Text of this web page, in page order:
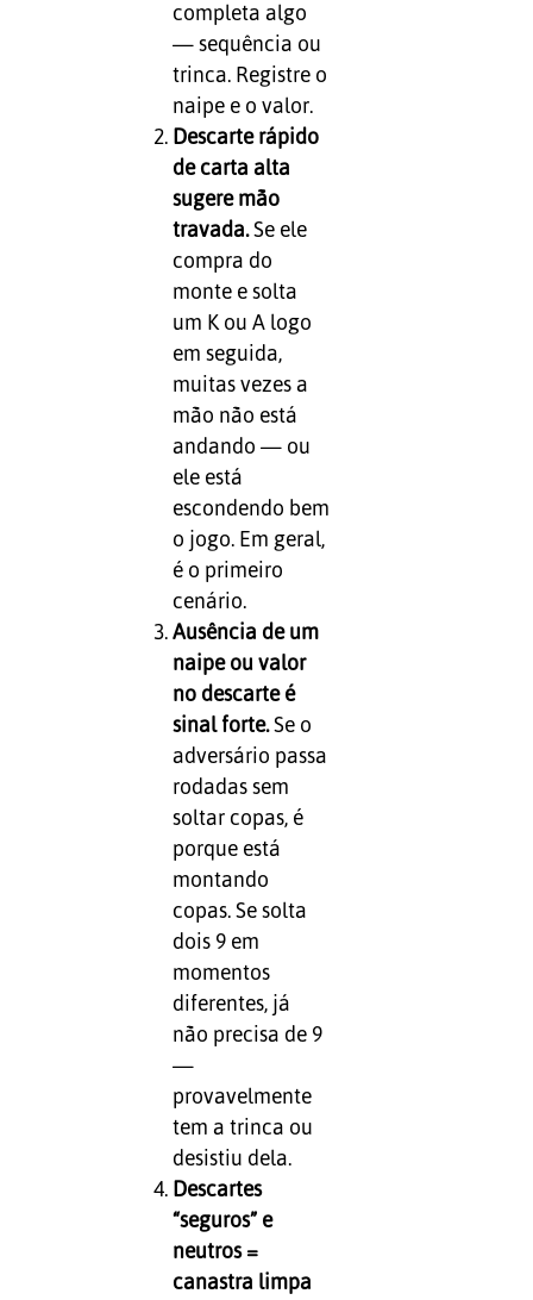
completa algo
— sequência ou
trinca. Registre o
naipe e o valor.
Descarte rápido
de carta alta
sugere mão
travada.Se ele
compra do
monte e solta
um K ou A logo
em seguida,
muitas vezes a
mão não está
andando — ou
ele está
escondendo bem
o jogo. Em geral,
é o primeiro
cenário.
Ausência de um
naipe ou valor
no descarte é
sinal forte.Se o
adversário passa
rodadas sem
soltar copas, é
porque está
montando
copas. Se solta
dois 9 em
momentos
diferentes, já
não precisa de 9
—
provavelmente
tem a trinca ou
desistiu dela.
Descartes
“seguros” e
neutros =
canastra limpa